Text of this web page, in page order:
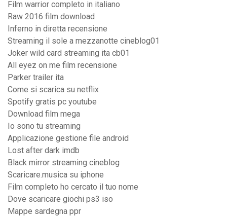
Film warrior completo in italiano
Raw 2016 film download
Inferno in diretta recensione
Streaming il sole a mezzanotte cineblog01
Joker wild card streaming ita cb01
All eyez on me film recensione
Parker trailer ita
Come si scarica su netflix
Spotify gratis pc youtube
Download film mega
Io sono tu streaming
Applicazione gestione file android
Lost after dark imdb
Black mirror streaming cineblog
Scaricare.musica su iphone
Film completo ho cercato il tuo nome
Dove scaricare giochi ps3 iso
Mappe sardegna ppr